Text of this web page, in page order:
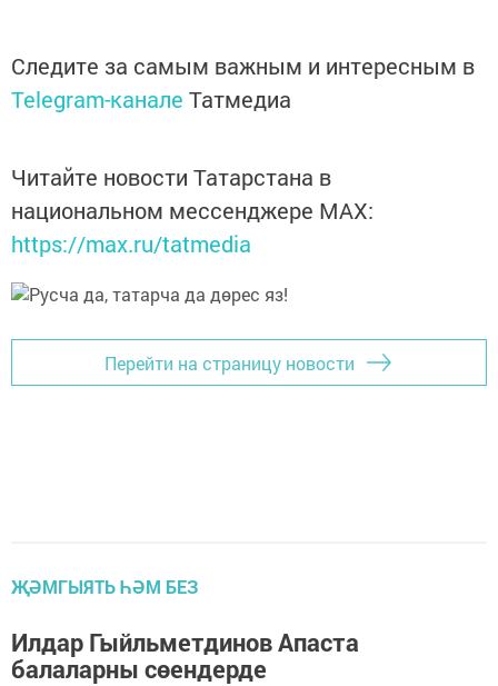
Следите за самым важным и интересным в
Telegram-канале Татмедиа
Читайте новости Татарстана в
национальном мессенджере MАХ:
https://max.ru/tatmedia
Перейти на страницу новости
ҖӘМГЫЯТЬ ҺӘМ БЕЗ
Илдар Гыйльметдинов Апаста
балаларны сөендерде